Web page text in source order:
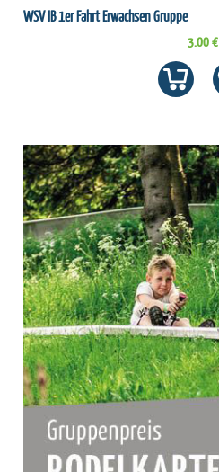
WSV IB 1er Fahrt Erwachsen Gruppe
3.00 €